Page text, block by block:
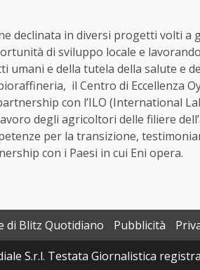
declinata in diversi progetti volti a
di sviluppo locale e
e della tutela della salute e
il Centro di Eccellenza
con l’ILO (International
degli agricoltori delle filiere
per la transizione,
con i Paesi in cui Eni opera.
di Blitz Quotidiano Pubblicità
S.r.l. Testata Giornalistica